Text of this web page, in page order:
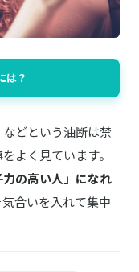
は？
どという油断は禁
よく見ています。
の高い人」になれ
合いを入れて集中